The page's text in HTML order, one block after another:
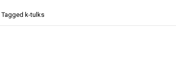
Tagged k-tulks